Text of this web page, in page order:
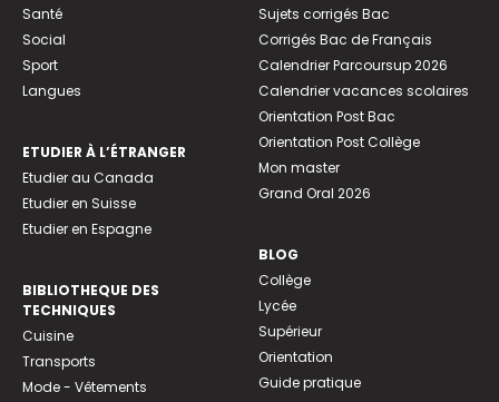
Santé
Social
Sport
Langues
ETUDIER À L’ÉTRANGER
Etudier au Canada
Etudier en Suisse
Etudier en Espagne
BIBLIOTHEQUE DES
TECHNIQUES
Cuisine
Transports
Mode - Vêtements
Sujets corrigés Bac
Corrigés Bac de Français
Calendrier Parcoursup 2026
Calendrier vacances scolaires
Orientation Post Bac
Orientation Post Collège
Mon master
Grand Oral 2026
BLOG
Collège
Lycée
Supérieur
Orientation
Guide pratique